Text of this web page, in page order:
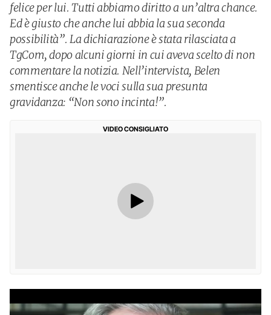
felice per lui. Tutti abbiamo diritto a un’altra chance.
Ed è giusto che anche lui abbia la sua seconda
possibilità”. La dichiarazione è stata rilasciata a
TgCom, dopo alcuni giorni in cui aveva scelto di non
commentare la notizia. Nell’intervista, Belen
smentisce anche le voci sulla sua presunta
gravidanza: “Non sono incinta!”.
VIDEO CONSIGLIATO